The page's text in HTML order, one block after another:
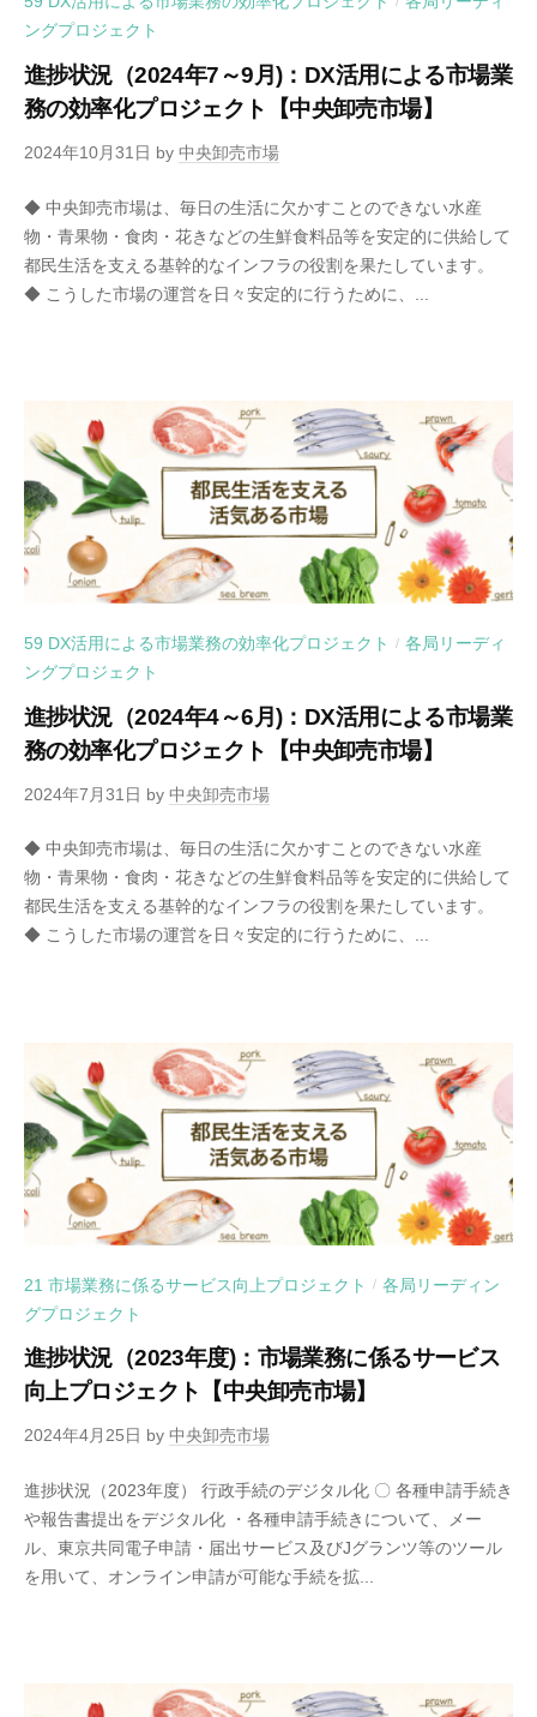
ングプロジェクト
進捗状況（2024年7～9月)：DX活用による市場業
務の効率化プロジェクト【中央卸売市場】
2024年10月31日 by 中央卸売市場
◆ 中央卸売市場は、毎日の生活に欠かすことのできない水産
物・青果物・食肉・花きなどの生鮮食料品等を安定的に供給して
都民生活を支える基幹的なインフラの役割を果たしています。
◆ こうした市場の運営を日々安定的に行うために、...
59 DX活用による市場業務の効率化プロジェクト / 各局リーディ
ングプロジェクト
進捗状況（2024年4～6月)：DX活用による市場業
務の効率化プロジェクト【中央卸売市場】
2024年7月31日 by 中央卸売市場
◆ 中央卸売市場は、毎日の生活に欠かすことのできない水産
物・青果物・食肉・花きなどの生鮮食料品等を安定的に供給して
都民生活を支える基幹的なインフラの役割を果たしています。
◆ こうした市場の運営を日々安定的に行うために、...
21 市場業務に係るサービス向上プロジェクト / 各局リーディン
グプロジェクト
進捗状況（2023年度)：市場業務に係るサービス
向上プロジェクト【中央卸売市場】
2024年4月25日 by 中央卸売市場
進捗状況（2023年度） 行政手続のデジタル化 〇 各種申請手続き
や報告書提出をデジタル化 ・各種申請手続きについて、メー
ル、東京共同電子申請・届出サービス及びJグランツ等のツール
を用いて、オンライン申請が可能な手続を拡...